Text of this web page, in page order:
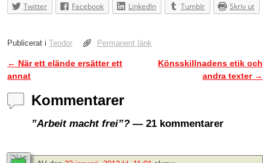
Twitter Facebook LinkedIn Tumblr Skriv ut
Publicerat i Teodor Permanent länk
Inläggsnavigering
← När ett elände ersätter ett
annat
Könsskillnadens etik och
andra texter →
Kommentarer
”Arbeit macht frei”? — 21 kommentarer